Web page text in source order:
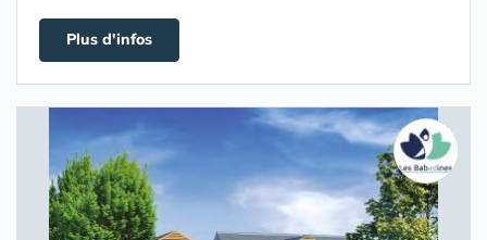
Plus d'infos